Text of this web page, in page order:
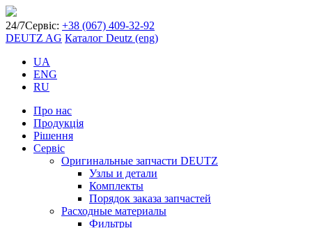
24/7Сервіс: +38 (067) 409-32-92
DEUTZ AG Каталог Deutz (eng)
UA
ENG
RU
Про нас
Продукція
Рішення
Сервіс
Оригинальные запчасти DEUTZ
Узлы и детали
Комплекты
Порядок заказа запчастей
Расходные материалы
Фильтры